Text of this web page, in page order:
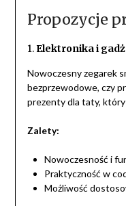
Propozycje
1.Elektronika i
Nowoczesny zegarek
bezprzewodowe, czy
prezenty dla taty,
Zalety:
Nowoczesność i
Praktyczność w
Możliwość